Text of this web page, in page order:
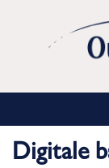
Digitale